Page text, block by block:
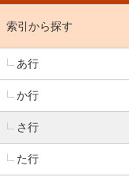
索引から探す
あ行
か行
さ行
た行